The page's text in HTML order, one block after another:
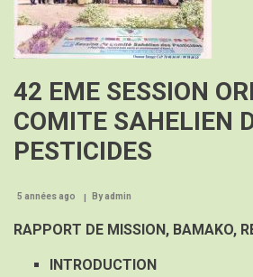
dans
la
Convention
de
Article
compilé
par
B.B.
Bouato
42 EME SESSION
COMITE SAHELIEN
PESTICIDES
5 années ago Byadmin
RAPPORT DE MISSION, BAMAKO,
INTRODUCTION